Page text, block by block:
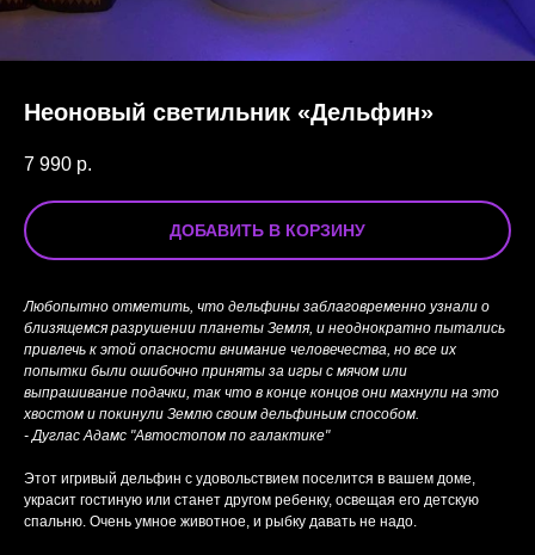
Неоновый светильник «Дельфин»
7 990 р.
ДОБАВИТЬ В КОРЗИНУ
Любопытно отметить, что дельфины заблаговременно узнали о
близящемся разрушении планеты Земля, и неоднократно пытались
привлечь к этой опасности внимание человечества, но все их
попытки были ошибочно приняты за игры с мячом или
выпрашивание подачки, так что в конце концов они махнули на это
хвостом и покинули Землю своим дельфиньим способом.
- Дуглас Адамс "Автостопом по галактике"
Этот игривый дельфин с удовольствием поселится в вашем доме,
украсит гостиную или станет другом ребенку, освещая его детскую
спальню. Очень умное животное, и рыбку давать не надо.